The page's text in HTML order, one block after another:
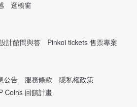
逛櫥窗
計館問與答 Pinkoi tickets 售票專案
公告 服務條款
隱私權政策
Coins 回饋計畫